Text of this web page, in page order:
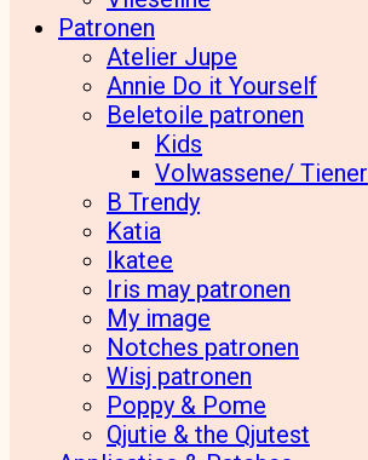
Patronen
Atelier Jupe
Annie Do it Yourself
Beletoile patronen
Kids
Volwassene/ Tiener
B Trendy
Katia
Ikatee
Iris may patronen
My image
Notches patronen
Wisj patronen
Poppy & Pome
Qjutie & the Qjutest